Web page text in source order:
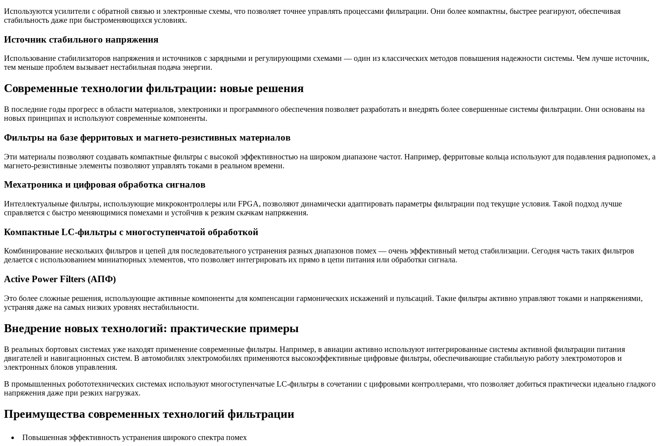
Используются усилители с обратной связью и электронные схемы, что позволяет точнее управлять процессами фильтрации. Они более компактны, быстрее реагируют, обеспечивая
стабильность даже при быстроменяющихся условиях.
Источник стабильного напряжения
Использование стабилизаторов напряжения и источников с зарядными и регулирующими схемами — один из классических методов повышения надежности системы. Чем лучше источник,
тем меньше проблем вызывает нестабильная подача энергии.
Современные технологии фильтрации: новые решения
В последние годы прогресс в области материалов, электроники и программного обеспечения позволяет разработать и внедрять более совершенные системы фильтрации. Они основаны на
новых принципах и используют современные компоненты.
Фильтры на базе ферритовых и магнето-резистивных материалов
Эти материалы позволяют создавать компактные фильтры с высокой эффективностью на широком диапазоне частот. Например, ферритовые кольца используют для подавления радиопомех, а
магнето-резистивные элементы позволяют управлять токами в реальном времени.
Мехатроника и цифровая обработка сигналов
Интеллектуальные фильтры, использующие микроконтроллеры или FPGA, позволяют динамически адаптировать параметры фильтрации под текущие условия. Такой подход лучше
справляется с быстро меняющимися помехами и устойчив к резким скачкам напряжения.
Компактные LC-фильтры с многоступенчатой обработкой
Комбинирование нескольких фильтров и цепей для последовательного устранения разных диапазонов помех — очень эффективный метод стабилизации. Сегодня часть таких фильтров
делается с использованием миниатюрных элементов, что позволяет интегрировать их прямо в цепи питания или обработки сигнала.
Active Power Filters (АПФ)
Это более сложные решения, использующие активные компоненты для компенсации гармонических искажений и пульсаций. Такие фильтры активно управляют токами и напряжениями,
устраняя даже на самых низких уровнях нестабильности.
Внедрение новых технологий: практические примеры
В реальных бортовых системах уже находят применение современные фильтры. Например, в авиации активно используют интегрированные системы активной фильтрации питания
двигателей и навигационных систем. В автомобилях электромобилях применяются высокоэффективные цифровые фильтры, обеспечивающие стабильную работу электромоторов и
электронных блоков управления.
В промышленных робототехнических системах используют многоступенчатые LC-фильтры в сочетании с цифровыми контроллерами, что позволяет добиться практически идеально гладкого
напряжения даже при резких нагрузках.
Преимущества современных технологий фильтрации
Повышенная эффективность устранения широкого спектра помех